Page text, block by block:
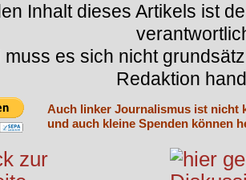
Inhalt dieses Artikels ist
muss es sich nicht
Redaktion
Auch linker Journalismus ist nicht
und auch kleine Spenden können